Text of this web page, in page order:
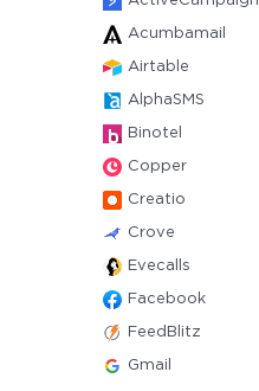
Acumbamail
Airtable
AlphaSMS
Binotel
Copper
Creatio
Crove
Evecalls
Facebook
FeedBlitz
Gmail